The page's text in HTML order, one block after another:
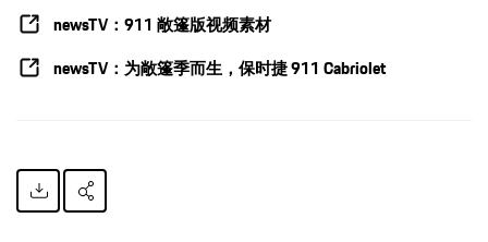
newsTV：911 敞篷版视频素材
newsTV：为敞篷季而生，保时捷 911 Cabriolet